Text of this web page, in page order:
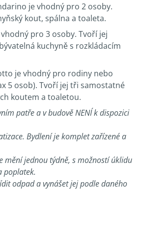
je vhodný pro 2 osoby.
kout, spálna a toaleta.
pro 3 osoby. Tvoří jej
kuchyně s rozkládacím
je vhodný pro rodiny nebo
5 osob). Tvoří jej tři samostatné
koutem a toaletou.
patře a v budově NENÍ k dispozici
Bydlení je komplet zařízené a
mění jednou týdně, s možností úklidu
poplatek.
odpad a vynášet jej podle daného